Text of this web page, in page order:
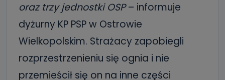
oraz trzy jednostki OSP– informuje
dyżurny KP PSP w Ostrowie
Wielkopolskim. Strażacy zapobiegli
rozprzestrzenieniu się ognia i nie
przemieścił się on na inne części